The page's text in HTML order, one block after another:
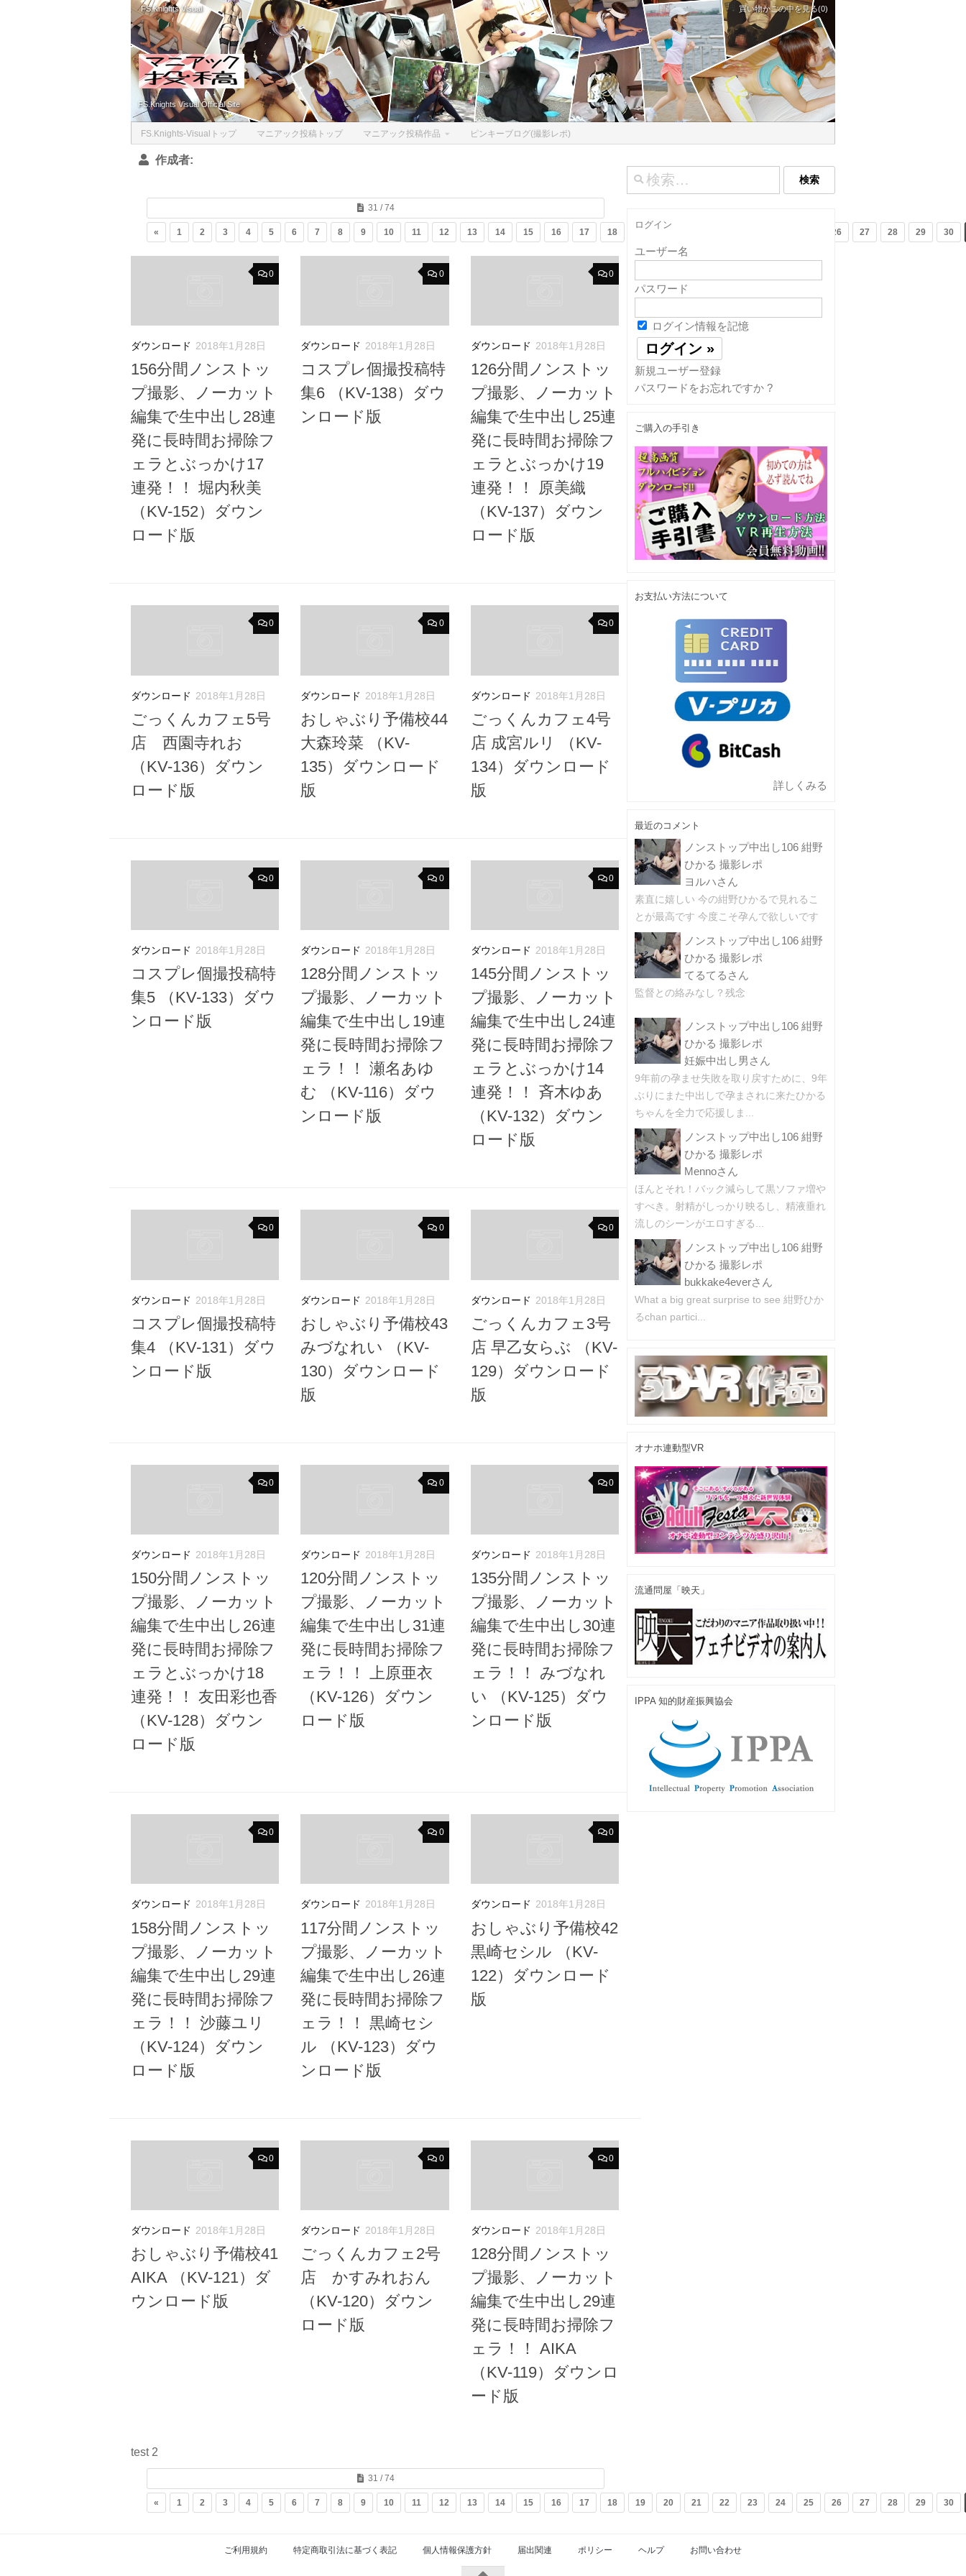
FS.Knights Visual 買い物かごの中を見る(0)
FS.Knights Visual Official Site
FS.Knights-Visualトップ マニアック投稿トップ マニアック投稿作品 ピンキーブログ(撮影レポ)
作成者:
31 / 74
« 1 2 3 4 5 6 7 8 9 10 11 12 13 14 15 16 17 18 26 27 28 29 30
0
ダウンロード 2018年1月28日
156分間ノンストッ
プ撮影、ノーカット
編集で生中出し28連
発に長時間お掃除フ
ェラとぶっかけ17
連発！！ 堀内秋美
（KV-152）ダウン
ロード版
0
ダウンロード 2018年1月28日
コスプレ個撮投稿特
集6 （KV-138）ダウ
ンロード版
0
ダウンロード 2018年1月28日
126分間ノンストッ
プ撮影、ノーカット
編集で生中出し25連
発に長時間お掃除フ
ェラとぶっかけ19
連発！！ 原美織
（KV-137）ダウン
ロード版
0
ダウンロード 2018年1月28日
ごっくんカフェ5号
店 西園寺れお
（KV-136）ダウン
ロード版
0
ダウンロード 2018年1月28日
おしゃぶり予備校44
大森玲菜 （KV-
135）ダウンロード
版
0
ダウンロード 2018年1月28日
ごっくんカフェ4号
店 成宮ルリ （KV-
134）ダウンロード
版
0
ダウンロード 2018年1月28日
コスプレ個撮投稿特
集5 （KV-133）ダウ
ンロード版
0
ダウンロード 2018年1月28日
128分間ノンストッ
プ撮影、ノーカット
編集で生中出し19連
発に長時間お掃除フ
ェラ！！ 瀬名あゆ
む （KV-116）ダウ
ンロード版
0
ダウンロード 2018年1月28日
145分間ノンストッ
プ撮影、ノーカット
編集で生中出し24連
発に長時間お掃除フ
ェラとぶっかけ14
連発！！ 斉木ゆあ
（KV-132）ダウン
ロード版
0
ダウンロード 2018年1月28日
コスプレ個撮投稿特
集4 （KV-131）ダウ
ンロード版
0
ダウンロード 2018年1月28日
おしゃぶり予備校43
みづなれい （KV-
130）ダウンロード
版
0
ダウンロード 2018年1月28日
ごっくんカフェ3号
店 早乙女らぶ （KV-
129）ダウンロード
版
0
ダウンロード 2018年1月28日
150分間ノンストッ
プ撮影、ノーカット
編集で生中出し26連
発に長時間お掃除フ
ェラとぶっかけ18
連発！！ 友田彩也香
（KV-128）ダウン
ロード版
0
ダウンロード 2018年1月28日
120分間ノンストッ
プ撮影、ノーカット
編集で生中出し31連
発に長時間お掃除フ
ェラ！！ 上原亜衣
（KV-126）ダウン
ロード版
0
ダウンロード 2018年1月28日
135分間ノンストッ
プ撮影、ノーカット
編集で生中出し30連
発に長時間お掃除フ
ェラ！！ みづなれ
い （KV-125）ダウ
ンロード版
0
ダウンロード 2018年1月28日
158分間ノンストッ
プ撮影、ノーカット
編集で生中出し29連
発に長時間お掃除フ
ェラ！！ 沙藤ユリ
（KV-124）ダウン
ロード版
0
ダウンロード 2018年1月28日
117分間ノンストッ
プ撮影、ノーカット
編集で生中出し26連
発に長時間お掃除フ
ェラ！！ 黒崎セシ
ル （KV-123）ダウ
ンロード版
0
ダウンロード 2018年1月28日
おしゃぶり予備校42
黒崎セシル （KV-
122）ダウンロード
版
0
ダウンロード 2018年1月28日
おしゃぶり予備校41
AIKA （KV-121）ダ
ウンロード版
0
ダウンロード 2018年1月28日
ごっくんカフェ2号
店 かすみれおん
（KV-120）ダウン
ロード版
0
ダウンロード 2018年1月28日
128分間ノンストッ
プ撮影、ノーカット
編集で生中出し29連
発に長時間お掃除フ
ェラ！！ AIKA
（KV-119）ダウンロ
ード版
test 2
31 / 74
« 1 2 3 4 5 6 7 8 9 10 11 12 13 14 15 16 17 18 19 20 21 22 23 24 25 26 27 28 29 30
検
索:
ログイン
ユーザー名
パスワード
ログイン情報を記憶
新規ユーザー登録
パスワードをお忘れですか ?
ご購入の手引き
お支払い方法について
詳しくみる
最近のコメント
ノンストップ中出し106 紺野
ひかる 撮影レポ
ヨルハさん
素直に嬉しい 今の紺野ひかるで見れるこ
とが最高です 今度こそ孕んで欲しいです
ノンストップ中出し106 紺野
ひかる 撮影レポ
てるてるさん
監督との絡みなし？残念
ノンストップ中出し106 紺野
ひかる 撮影レポ
妊娠中出し男さん
9年前の孕ませ失敗を取り戻すために、9年
ぶりにまた中出しで孕まされに来たひかる
ちゃんを全力で応援しま...
ノンストップ中出し106 紺野
ひかる 撮影レポ
Mennoさん
ほんとそれ！バック減らして黒ソファ増や
すべき。射精がしっかり映るし、精液垂れ
流しのシーンがエロすぎる...
ノンストップ中出し106 紺野
ひかる 撮影レポ
bukkake4everさん
What a big great surprise to see 紺野ひか
るchan partici...
オナホ連動型VR
流通問屋「映天」
IPPA 知的財産振興協会
ご利用規約 特定商取引法に基づく表記 個人情報保護方針 届出関連 ポリシー ヘルプ お問い合わせ